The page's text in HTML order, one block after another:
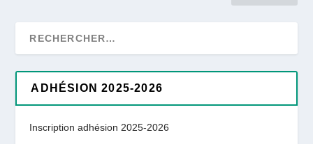
ADHÉSION 2025-2026
Inscription adhésion 2025-2026